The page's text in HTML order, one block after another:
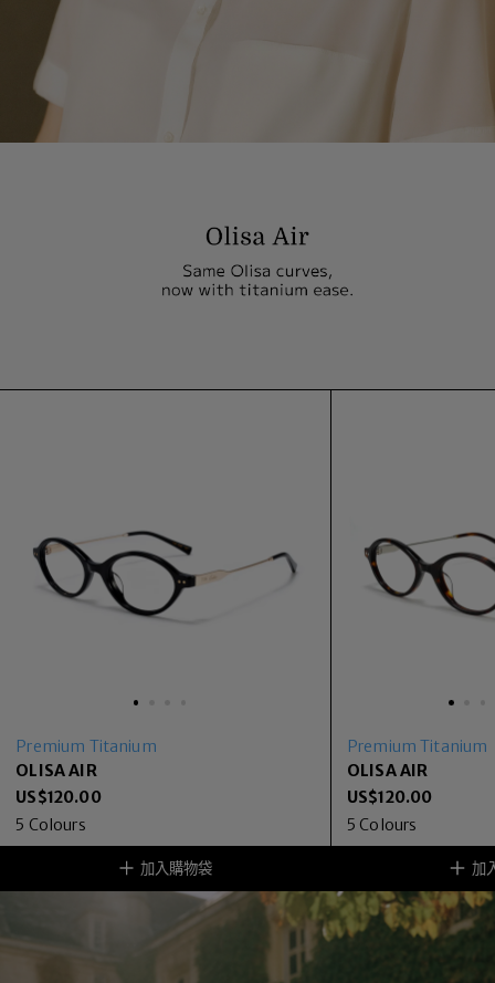
Premium Titanium
OLISA AIR
US$120.00
5 Colours
加入購物袋
Premium Titanium
OLISA AIR
US$120.00
5 Colours
加